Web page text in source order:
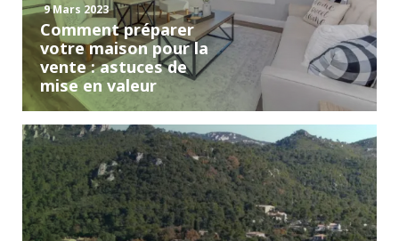
9 Mars 2023
Comment préparer
votre maison pour la
vente : astuces de
mise en valeur